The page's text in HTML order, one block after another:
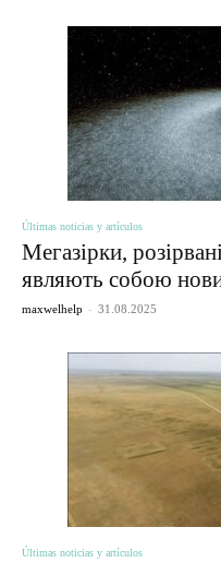
Últimas noticias y artículos
Мегазірки,
являють собою
maxwelhelp - 31.08.2025
Últimas noticias y artículos